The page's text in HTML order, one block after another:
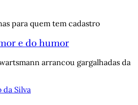
para quem tem cadastro
e do humor
arrancou gargalhadas da
Silva